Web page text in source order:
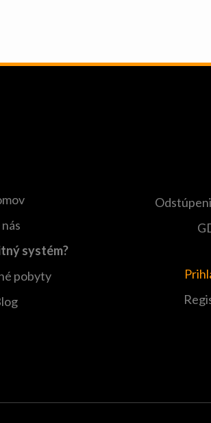
systém?
pobyty